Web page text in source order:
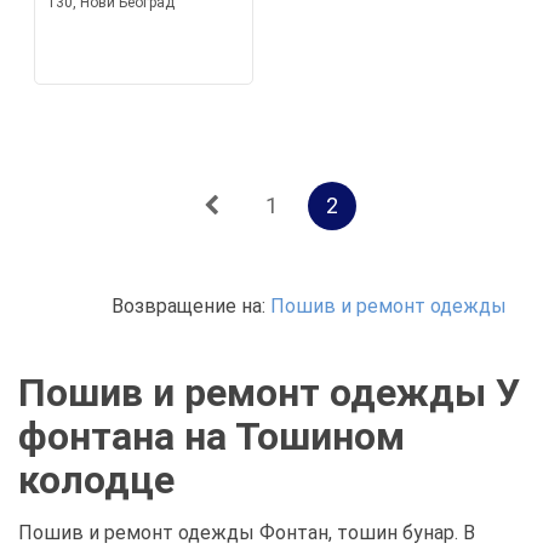
1 2
Возвращение на: Пошив и ремонт одежды
Пошив и ремонт одежды У
фонтана на Тошином
колодце
Пошив и ремонт одежды Фонтан, тошин бунар. В